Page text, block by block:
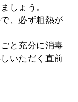
しょう。
、必ず粗熱が
と充分に消毒
いただく直前